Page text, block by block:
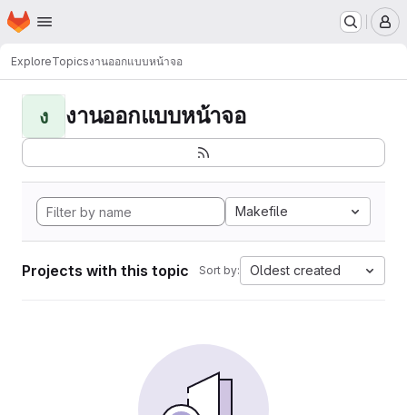
Skip to main content
Homepage
ExploreTopicsงานออกแบบหน้าจอ
ง งานออกแบบหน้าจอ
Makefile
Projects with this topic Sort by: Oldest created